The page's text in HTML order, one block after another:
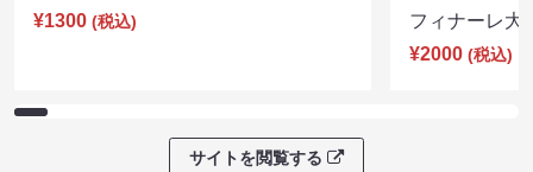
¥1300 (税込)
フィナーレ
¥2000 (税込)
サイトを閲覧する